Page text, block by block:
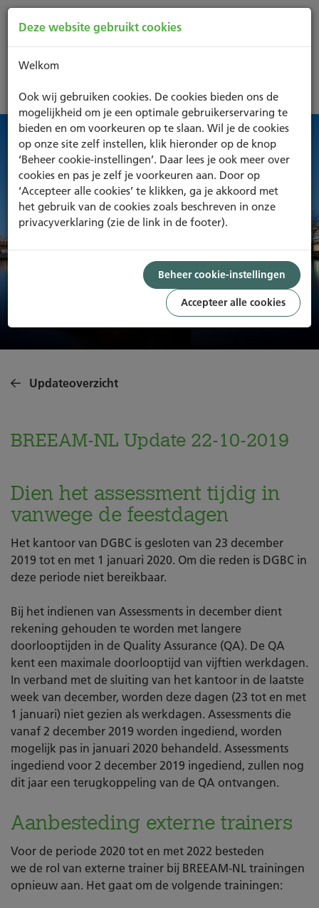
Support
Updateoverzicht
BREEAM-NL Update 22-10-2019
Dien het assessment tijdig in
vanwege de feestdagen
Het kantoor van DGBC is gesloten van 23 december
2019 tot en met 1 januari 2020. Om die reden is DGBC in
deze periode niet bereikbaar.
Bij het indienen van Assessments in december dient
rekening gehouden te worden met langere
doorlooptijden in de Quality Assurance (QA). De QA
kent een maximale doorlooptijd van vijftien werkdagen.
In verband met de sluiting van het kantoor in de laatste
week van december, worden deze dagen (23 tot en met
1 januari) niet gezien als werkdagen. Assessments die
vanaf 2 december 2019 worden ingediend, worden
mogelijk pas in januari 2020 behandeld. Assessments
ingediend voor 2 december 2019 ingediend, zullen nog
dit jaar een terugkoppeling van de QA ontvangen.
Aanbesteding externe trainers
Voor de periode 2020 tot en met 2022 besteden
we de rol van externe trainer bij BREEAM-NL trainingen
opnieuw aan. Het gaat om de volgende trainingen:
Deze website gebruikt cookies
Welkom
Ook wij gebruiken cookies. De cookies bieden ons de
mogelijkheid om je een optimale gebruikerservaring te
bieden en om voorkeuren op te slaan. Wil je de cookies
op onze site zelf instellen, klik hieronder op de knop
‘Beheer cookie-instellingen’. Daar lees je ook meer over
cookies en pas je zelf je voorkeuren aan. Door op
‘Accepteer alle cookies’ te klikken, ga je akkoord met
het gebruik van de cookies zoals beschreven in onze
privacyverklaring (zie de link in de footer).
Beheer cookie-instellingen
Accepteer alle cookies